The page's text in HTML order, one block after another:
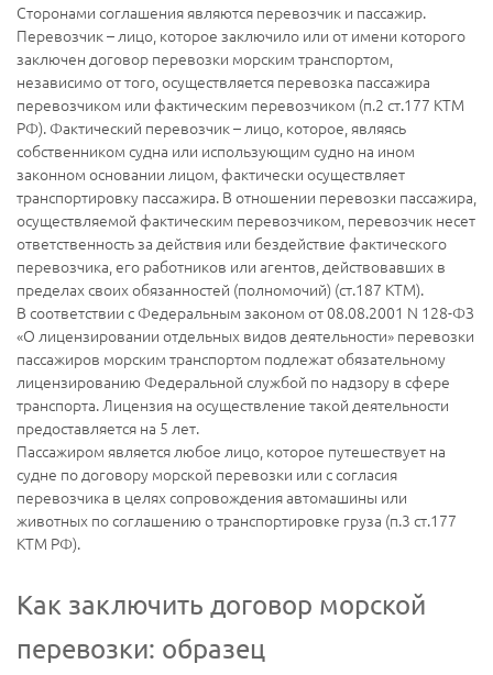
Сторонами соглашения являются перевозчик и пассажир.
Перевозчик – лицо, которое заключило или от имени которого
заключен договор перевозки морским транспортом,
независимо от того, осуществляется перевозка пассажира
перевозчиком или фактическим перевозчиком (п.2 ст.177 КТМ
РФ). Фактический перевозчик – лицо, которое, являясь
собственником судна или использующим судно на ином
законном основании лицом, фактически осуществляет
транспортировку пассажира. В отношении перевозки пассажира,
осуществляемой фактическим перевозчиком, перевозчик несет
ответственность за действия или бездействие фактического
перевозчика, его работников или агентов, действовавших в
пределах своих обязанностей (полномочий) (ст.187 КТМ).
В соответствии с Федеральным законом от 08.08.2001 N 128-ФЗ
«О лицензировании отдельных видов деятельности» перевозки
пассажиров морским транспортом подлежат обязательному
лицензированию Федеральной службой по надзору в сфере
транспорта. Лицензия на осуществление такой деятельности
предоставляется на 5 лет.
Пассажиром является любое лицо, которое путешествует на
судне по договору морской перевозки или с согласия
перевозчика в целях сопровождения автомашины или
животных по соглашению о транспортировке груза (п.3 ст.177
КТМ РФ).
Как заключить договор морской
перевозки: образец